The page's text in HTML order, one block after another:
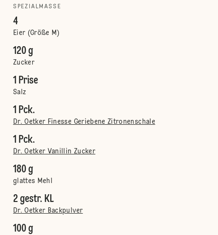
SPEZIALMASSE
4
Eier (Größe M)
120 g
Zucker
1 Prise
Salz
1 Pck.
Dr. Oetker Finesse Geriebene Zitronenschale
1 Pck.
Dr. Oetker Vanillin Zucker
180 g
glattes Mehl
2 gestr. KL
Dr. Oetker Backpulver
100 g